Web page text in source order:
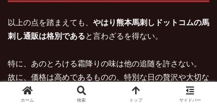
以上の点を踏まえても、 やはり熊本馬刺しドットコムの馬
刺し通販は格別であると言わざるを得ない。
特に、あのとろける霜降りの味は他の追随を許さない。
故に、価格は高めであるものの、特別な日の贅沢や大切な
人への贈り物としては依然として最良の選択肢の一つであ
ホーム 検索 トップ サイドバー